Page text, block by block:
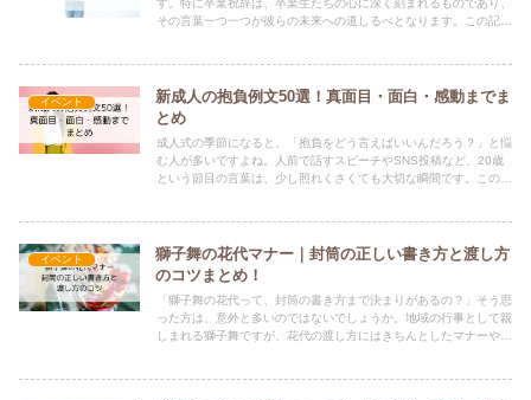
す。特に卒業祝辞は、卒業生たちの心に深く刻まれるものであり、
その言葉一つ一つが彼らの未来への道しるべとなります。この記事
イベント
新成人の抱負例文50選！真面目・面白・感動までま
とめ
成人式の季節になると、「抱負をどう言えばいいんだろう？」と悩
む人が多いですよね。人前で話すスピーチやSNS投稿など、20歳
という節目の言葉は、少し照れくさくても大切な瞬間です。この記
イベント
獅子舞の花代マナー｜封筒の正しい書き方と渡し方
のコツまとめ！
「獅子舞の花代って、封筒の書き方まで決まりがあるの？」そう思
った方は、意外と多いのではないでしょうか。地域の行事として親
しまれる獅子舞ですが、花代の渡し方にはきちんとしたマナーや格